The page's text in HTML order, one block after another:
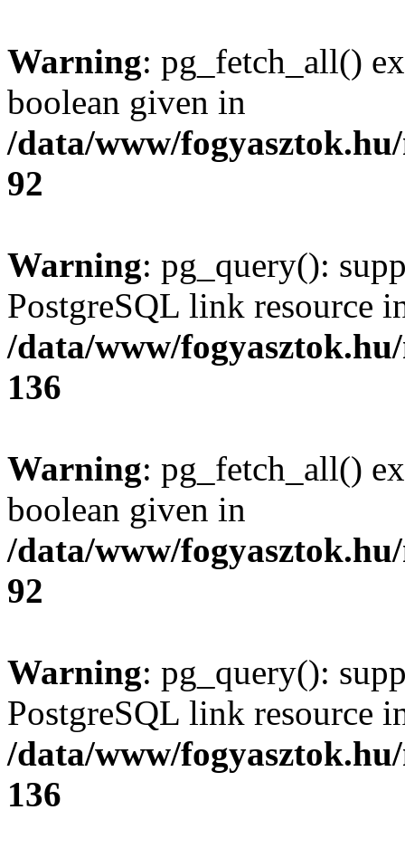
Warning: pg_fetch_all()
boolean given in
/data/www/
92
Warning: pg_query():
PostgreSQL link resource
/data/www/
136
Warning: pg_fetch_all()
boolean given in
/data/www/
92
Warning: pg_query():
PostgreSQL link resource
/data/www/
136